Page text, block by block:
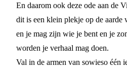
En daarom ook deze ode aan de
dit is een klein plekje op de aarde
en je mag zijn wie je bent en je
worden je verhaal mag doen.
Val in de armen van sowieso één